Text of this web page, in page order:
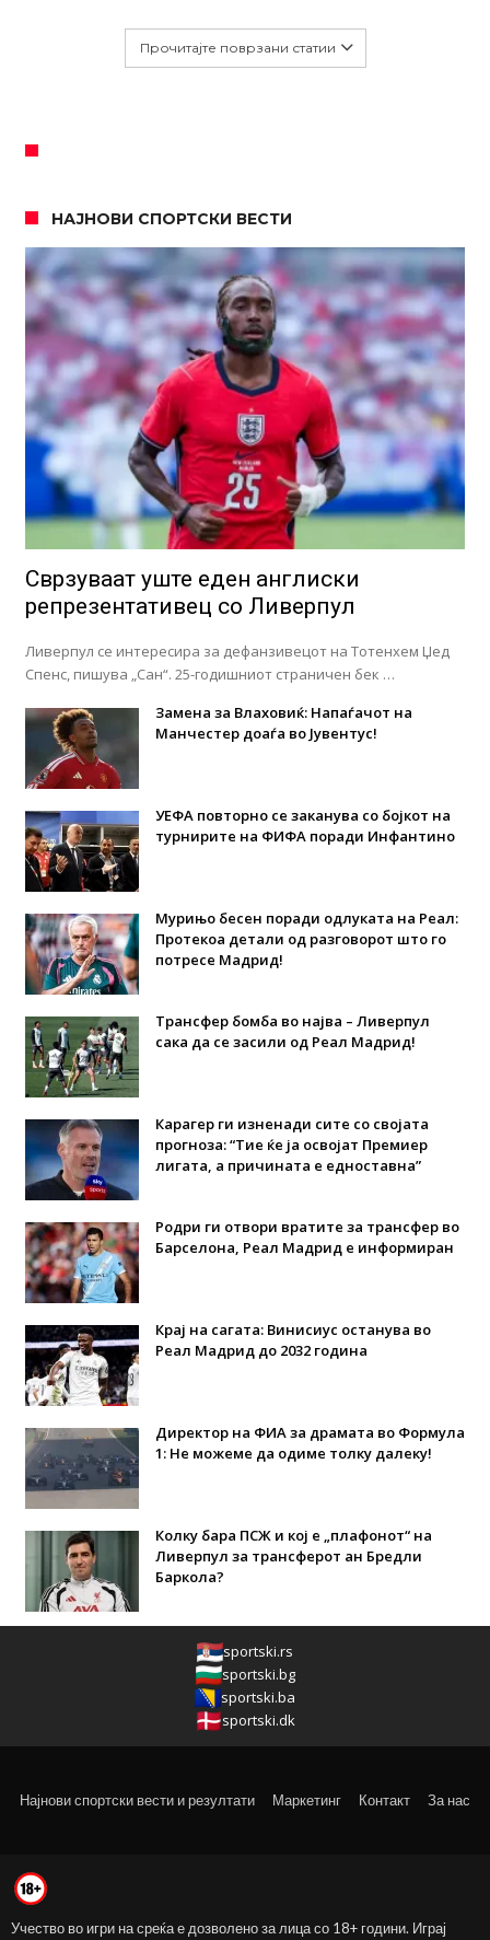
Прочитајте поврзани статии
НАЈНОВИ СПОРТСКИ ВЕСТИ
Сврзуваат уште еден англиски
репрезентативец со Ливерпул
Ливерпул се интересира за дефанзивецот на Тотенхем Џед
Спенс, пишува „Сан“. 25-годишниот страничен бек …
Замена за Влаховиќ: Напаѓачот на
Манчестер доаѓа во Јувентус!
УЕФА повторно се заканува со бојкот на
турнирите на ФИФА поради Инфантино
Мурињо бесен поради одлуката на Реал:
Протекоа детали од разговорот што го
потресе Мадрид!
Трансфер бомба во најва – Ливерпул
сака да се засили од Реал Мадрид!
Карагер ги изненади сите со својата
прогноза: “Тие ќе ја освојат Премиер
лигата, а причината е едноставна”
Родри ги отвори вратите за трансфер во
Барселона, Реал Мадрид е информиран
Крај на сагата: Винисиус останува во
Реал Мадрид до 2032 година
Директор на ФИА за драмата во Формула
1: Не можеме да одиме толку далеку!
Колку бара ПСЖ и кој е „плафонот“ на
Ливерпул за трансферот ан Бредли
Баркола?
sportski.rs
sportski.bg
sportski.ba
sportski.dk
Најнови спортски вести и резултати Маркетинг Контакт За нас
Учество во игри на среќа е дозволено за лица со 18+ години. Играј